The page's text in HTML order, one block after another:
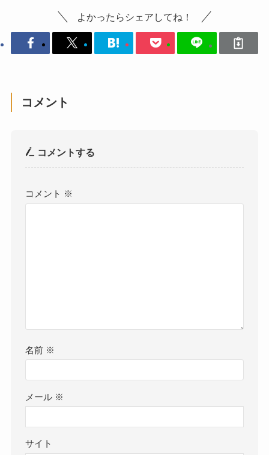
よかったらシェアしてね！
コメント
コメントする
コメント ※
名前 ※
メール ※
サイト